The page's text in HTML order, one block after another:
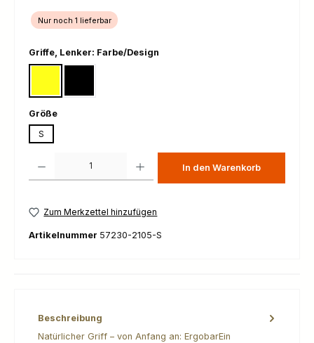
Nur noch 1 lieferbar
Griffe, Lenker: Farbe/Design
Größeauswählen
S
In den Warenkorb
Zum Merkzettel hinzufügen
Artikelnummer 57230-2105-S
Beschreibung
Natürlicher Griff – von Anfang an: ErgobarEin